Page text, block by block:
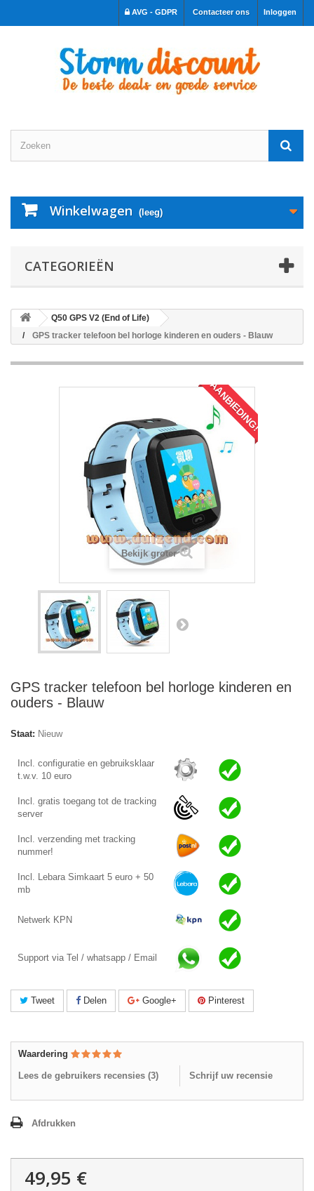
Inloggen
Contacteer ons
AVG - GDPR
Winkelwagen (leeg)
CATEGORIEËN
Q50 GPS V2 (End of Life)
GPS tracker telefoon bel horloge kinderen en ouders - Blauw
AANBIEDING!
Bekijk groter
GPS tracker telefoon bel horloge kinderen en
ouders - Blauw
Staat: Nieuw
Incl. configuratie en gebruiksklaar
t.w.v. 10 euro
Incl. gratis toegang tot de tracking
server
Incl. verzending met tracking
nummer!
Incl. Lebara Simkaart 5 euro + 50
mb
Netwerk KPN
Support via Tel / whatsapp / Email
Tweet Delen Google+ Pinterest
Waardering
Lees de gebruikers recensies (3) Schrijf uw recensie
Afdrukken
49,95 €